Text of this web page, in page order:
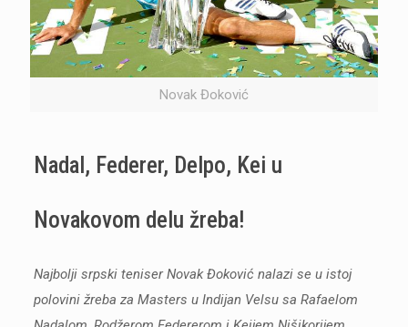
Novak Đoković
Nadal, Federer, Delpo, Kei u
Novakovom delu žreba!
Najbolji srpski teniser Novak Đoković nalazi se u istoj
polovini žreba za Masters u Indijan Velsu sa Rafaelom